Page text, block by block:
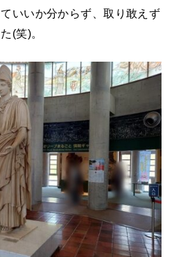
いいか分からず、取り敢えず
(笑)。